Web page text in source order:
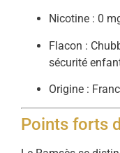
Nicotine : 0
Flacon :
sécurité
Origine :
Points forts